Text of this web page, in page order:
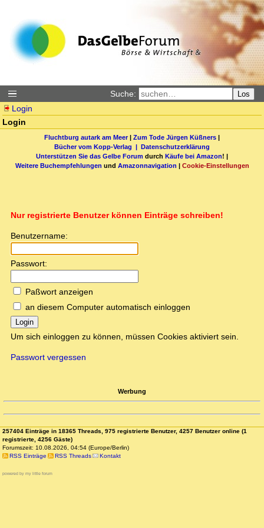
Suche: Los
Login
Login
Fluchtburg autark am Meer| Zum Tode Jürgen Küßners |
Bücher vom Kopp-Verlag | Datenschutzerklärung
Unterstützen Sie das Gelbe Forum durch Käufe bei Amazon! |
Weitere Buchempfehlungen und Amazonnavigation | Cookie-Einstellungen
Nur registrierte Benutzer können Einträge schreiben!
Benutzername:
Passwort:
Paßwort anzeigen
an diesem Computer automatisch einloggen
Login
Um sich einloggen zu können, müssen Cookies aktiviert sein.
Passwort vergessen
Werbung
257404 Einträge in 18365 Threads, 975 registrierte Benutzer, 4257 Benutzer online (1
registrierte, 4256 Gäste)
Forumszeit: 10.08.2026, 04:54 (Europe/Berlin)
RSS Einträge
RSS Threads Kontakt
powered by my little forum